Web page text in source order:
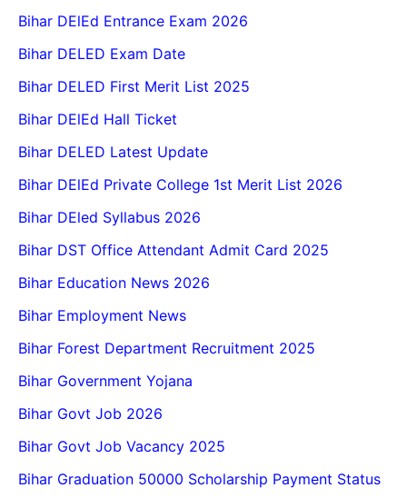
Bihar DElEd Entrance Exam 2026
Bihar DELED Exam Date
Bihar DELED First Merit List 2025
Bihar DElEd Hall Ticket
Bihar DELED Latest Update
Bihar DElEd Private College 1st Merit List 2026
Bihar DEled Syllabus 2026
Bihar DST Office Attendant Admit Card 2025
Bihar Education News 2026
Bihar Employment News
Bihar Forest Department Recruitment 2025
Bihar Government Yojana
Bihar Govt Job 2026
Bihar Govt Job Vacancy 2025
Bihar Graduation 50000 Scholarship Payment Status